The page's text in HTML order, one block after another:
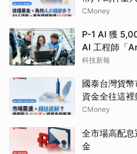
億？
CMoney
P-1 AI 獲
AI 工程師「
科技新報
國泰台灣貨
資金全往這裡
CMoney
全市場高配
金